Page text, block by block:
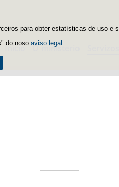
para obter estatísticas de uso e
do noso aviso legal
Inicio O ministerio